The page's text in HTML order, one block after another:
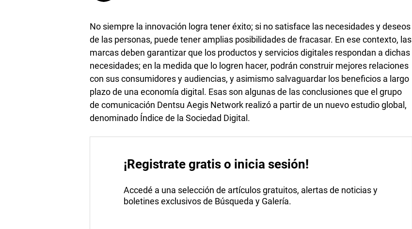
No siempre la innovación logra tener éxito; si no satisface las necesidades y deseos
de las personas, puede tener amplias posibilidades de fracasar. En ese contexto, las
marcas deben garantizar que los productos y servicios digitales respondan a dichas
necesidades; en la medida que lo logren hacer, podrán construir mejores relaciones
con sus consumidores y audiencias, y asimismo salvaguardar los beneficios a largo
plazo de una economía digital. Esas son algunas de las conclusiones que el grupo
de comunicación Dentsu Aegis Network realizó a partir de un nuevo estudio global,
denominado Índice de la Sociedad Digital.
¡Registrate gratis o inicia sesión!
Accedé a una selección de artículos gratuitos, alertas de noticias y
boletines exclusivos de Búsqueda y Galería.